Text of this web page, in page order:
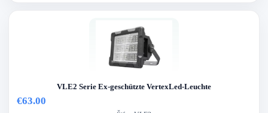
VLE2 Serie Ex-geschützte VertexLed-Leuchte
€63.00